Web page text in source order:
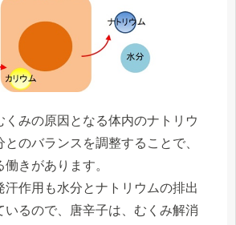
くみの原因となる体内のナトリウ
とのバランスを調整することで、
きがあります。
汗作用も水分とナトリウムの排出
いるので、唐辛子は、むくみ解消